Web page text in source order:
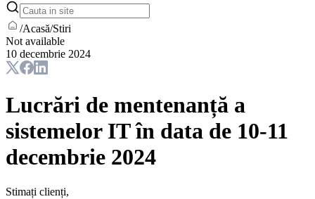
/Acasă/Stiri
Not available
10 decembrie 2024
Lucrări de mentenanță a
sistemelor IT în data de 10-11
decembrie 2024
Stimați clienți,